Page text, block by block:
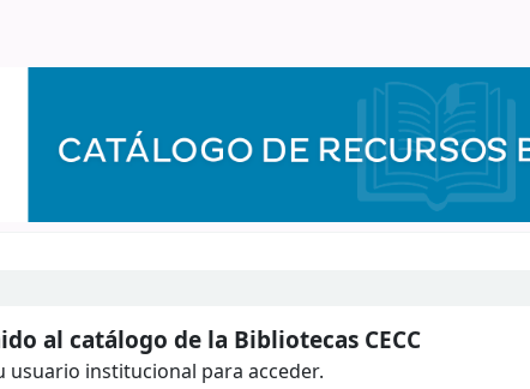
al catálogo de la Bibliotecas CECC
usuario institucional para acceder.